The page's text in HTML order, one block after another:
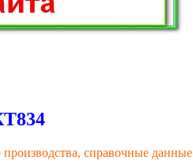
производства, справочные данные